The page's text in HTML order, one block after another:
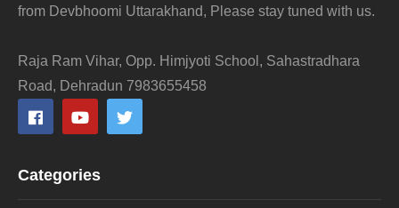
from Devbhoomi Uttarakhand, Please stay tuned with us.
Raja Ram Vihar, Opp. Himjyoti School, Sahastradhara
Road, Dehradun 7983655458
Categories